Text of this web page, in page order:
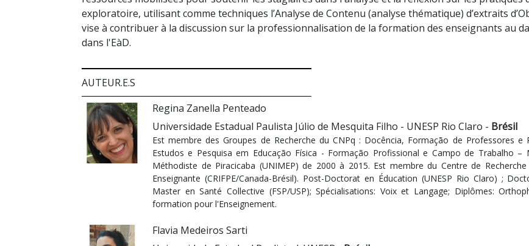
exploratoire, utilisant comme techniques l’Analyse de Contenu (analyse thématique) d’extraits
vise à contribuer à la discussion sur la professionnalisation de la formation des enseignants au
dans l'EàD.
AUTEUR.E.S
Regina Zanella Penteado
Universidade Estadual Paulista Júlio de Mesquita Filho - UNESP Rio Claro - Brésil
Est membre des Groupes de Recherche du CNPq : Docência, Formação de Professores e
Estudos e Pesquisa em Educação Física - Formação Profissional e Campo de Trabalho –
Méthodiste de Piracicaba (UNIMEP) de 2000 à 2015. Est membre du Centre de
Enseignante (CRIFPE/Canada-Brésil). Post-Doctorat en Éducation (UNESP Rio Claro) ;
Master en Santé Collective (FSP/USP); Spécialisations: Voix et Langage; Diplômes:
formation pour l'Enseignement.
Flavia Medeiros Sarti